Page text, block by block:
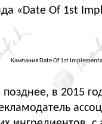
« Date Of 1st
Кампания Date Of 1st
в 2015